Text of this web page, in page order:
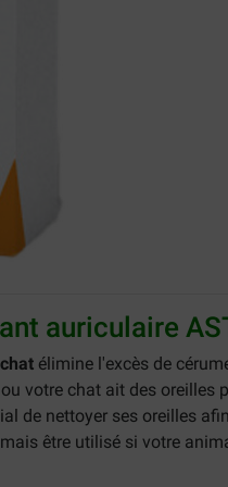
auriculaire
élimine l'excès de
votre chat ait des
de nettoyer ses oreilles
être utilisé si votre